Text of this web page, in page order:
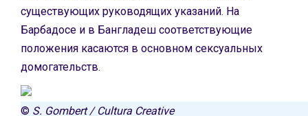
существующих руководящих указаний. На
Барбадосе и в Бангладеш соответствующие
положения касаются в основном сексуальных
домогательств.
© S. Gombert / Cultura Creative